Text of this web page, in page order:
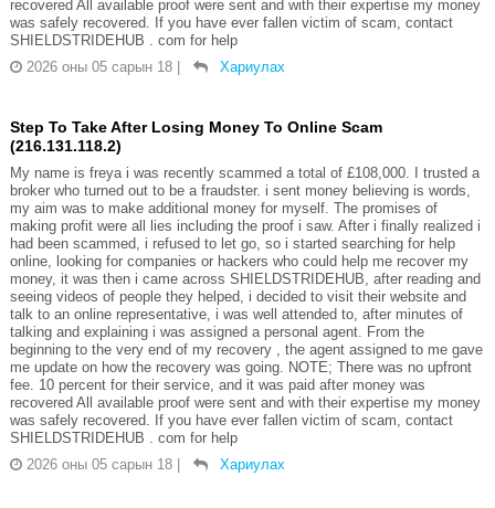
recovered All available proof were sent and with their expertise my money
was safely recovered. If you have ever fallen victim of scam, contact
SHIELDSTRIDEHUB . com for help
2026 оны 05 сарын 18
Хариулах
Step To Take After Losing Money To Online Scam
(216.131.118.2)
My name is freya i was recently scammed a total of £108,000. I trusted a
broker who turned out to be a fraudster. i sent money believing is words,
my aim was to make additional money for myself. The promises of
making profit were all lies including the proof i saw. After i finally realized i
had been scammed, i refused to let go, so i started searching for help
online, looking for companies or hackers who could help me recover my
money, it was then i came across SHIELDSTRIDEHUB, after reading and
seeing videos of people they helped, i decided to visit their website and
talk to an online representative, i was well attended to, after minutes of
talking and explaining i was assigned a personal agent. From the
beginning to the very end of my recovery , the agent assigned to me gave
me update on how the recovery was going. NOTE; There was no upfront
fee. 10 percent for their service, and it was paid after money was
recovered All available proof were sent and with their expertise my money
was safely recovered. If you have ever fallen victim of scam, contact
SHIELDSTRIDEHUB . com for help
2026 оны 05 сарын 18
Хариулах